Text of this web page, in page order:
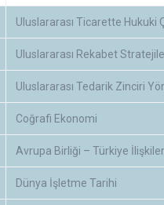
Uluslararası Ticarette Hukuki
Uluslararası Rekabet
Uluslararası Tedarik Zinciri
Coğrafi Ekonomi
Avrupa Birliği – Türkiye
Dünya İşletme Tarihi